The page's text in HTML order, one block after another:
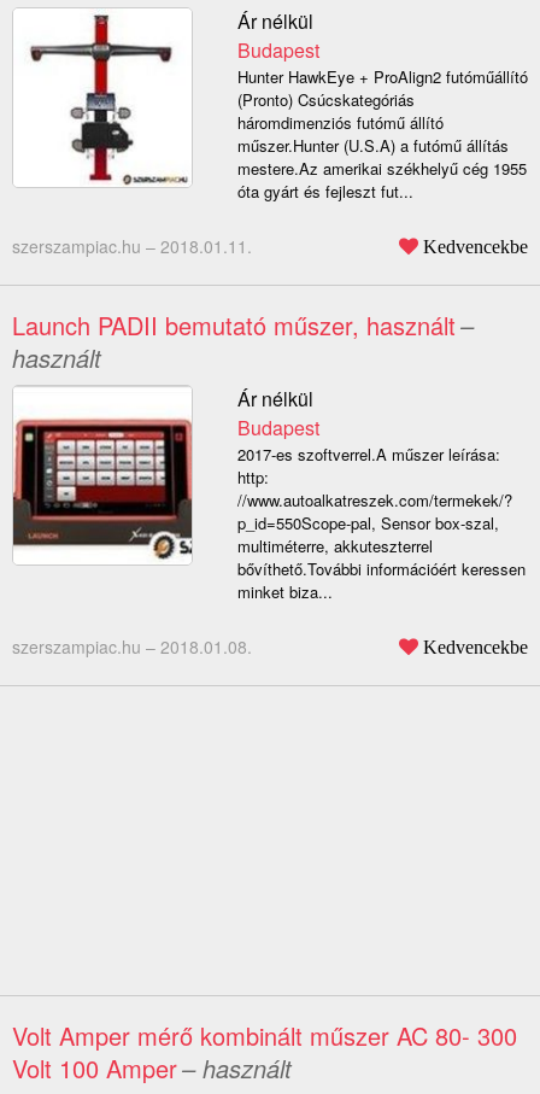
Ár nélkül
Budapest
Hunter HawkEye + ProAlign2 futóműállító
(Pronto) Csúcskategóriás
háromdimenziós futómű állító
műszer.Hunter (U.S.A) a futómű állítás
mestere.Az amerikai székhelyű cég 1955
óta gyárt és fejleszt fut...
szerszampiac.hu – 2018.01.11. Kedvencekbe
Launch PADII bemutató műszer, használt–
használt
Ár nélkül
Budapest
2017-es szoftverrel.A műszer leírása:
http:
//www.autoalkatreszek.com/termekek/?
p_id=550Scope-pal, Sensor box-szal,
multiméterre, akkuteszterrel
bővíthető.További információért keressen
minket biza...
szerszampiac.hu – 2018.01.08. Kedvencekbe
Volt Amper mérő kombinált műszer AC 80- 300
Volt 100 Amper– használt